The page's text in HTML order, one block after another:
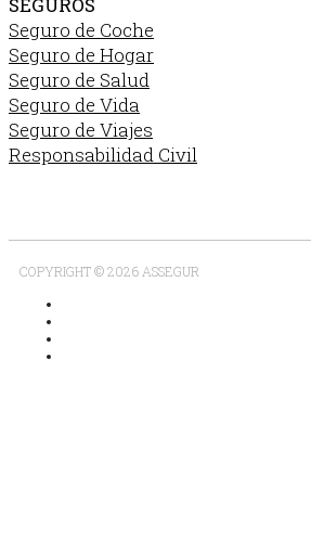
Seguro de Coche
Seguro de Hogar
Seguro de Salud
Seguro de Vida
Seguro de Viajes
Responsabilidad Civil
COPYRIGHT © 2026 ASSEGUR